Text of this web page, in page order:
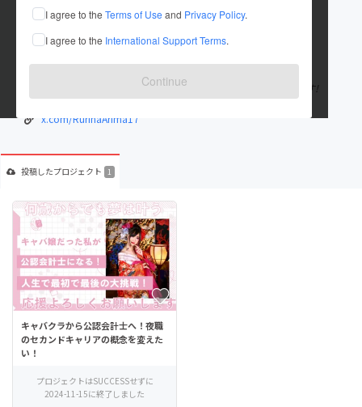
I agree to the Terms of Use and Privacy Policy.
I agree to the International Support Terms.
Continue
これまでに1件のプロジェクトを投稿しています
在住国：日本 現在地：未設定
出身国：日本 出身地：秋田県
公認会計士を目指してる20代アラサーです。よろしくお願いします!
x.com/RurinaArima17
投稿したプロジェクト 1
キャバクラから公認会計士へ！夜職
のセカンドキャリアの概念を変えた
い！
プロジェクトはSUCCESSせずに
2024-11-15に終了しました